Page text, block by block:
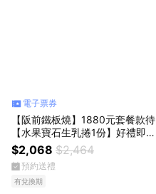
電子票券
【阪前鐵板燒】1880元套餐款待
【水果寶石生乳捲1份】好禮即
享券(一次抵用型)
$2,068 $2,464
預約送禮
有兌換期